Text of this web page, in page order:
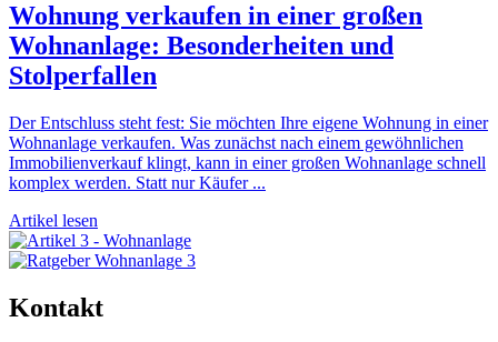
Wohnung verkaufen in einer großen
Wohnanlage: Besonderheiten und
Stolperfallen
Der Entschluss steht fest: Sie möchten Ihre eigene Wohnung in einer
Wohnanlage verkaufen. Was zunächst nach einem gewöhnlichen
Immobilienverkauf klingt, kann in einer großen Wohnanlage schnell
komplex werden. Statt nur Käufer ...
Artikel lesen
Kontakt